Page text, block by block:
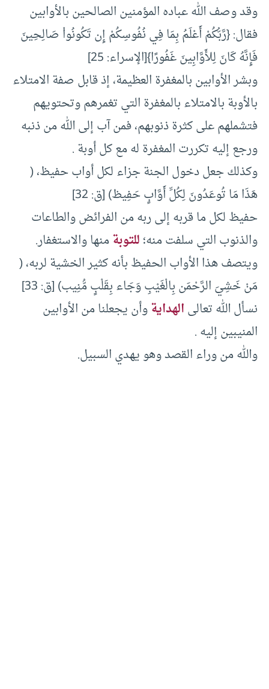
وقد وصف الله عباده المؤمنين الصالحين بالأوابين
فقال: {رَّبُّكُمْ أَعْلَمُ بِمَا فِي نُفُوسِكُمْ إِن تَكُونُواْ صَالِحِينَ
فَإِنَّهُ كَانَ لِلأَوَّابِينَ غَفُورًا}[الإسراء: 25]
وبشر الأوابين بالمغفرة العظيمة، إذ قابل صفة الامتلاء
بالأوبة بالامتلاء بالمغفرة التي تغمرهم وتحتويهم
فتشملهم على كثرة ذنوبهم، فمن آب إلى الله من ذنبه
ورجع إليه تكررت المغفرة له مع كل أوبة .
وكذلك جعل دخول الجنة جزاء لكل أواب حفيظ، (
هَذَا مَا تُوعَدُونَ لِكُلِّ أَوَّابٍ حَفِيظ) [ق: 32]
حفيظ لكل ما قربه إلى ربه من الفرائض والطاعات
والذنوب التي سلفت منه؛للتوبةمنها والاستغفار.
ويتصف هذا الأواب الحفيظ بأنه كثير الخشية لربه، (
مَنْ خَشِيَ الرَّحْمَن بِالْغَيْبِ وَجَاء بِقَلْبٍ مُّنِيب) [ق: 33]
نسأل الله تعالىالهدايةوأن يجعلنا من الأوابين
المنيبين إليه .
والله من وراء القصد وهو يهدي السبيل.